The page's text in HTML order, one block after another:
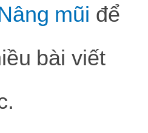
mũi để
bài viết